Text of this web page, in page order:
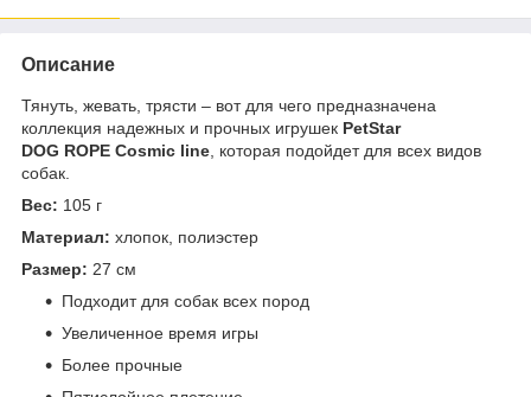
Описание
Тянуть, жевать, трясти – вот для чего предназначена
коллекция надежных и прочных игрушек PetStar
DOG ROPE Cosmic line , которая подойдет для всех видов
собак.
Вес: 105 г
Материал: хлопок, полиэстер
Размер: 27 см
Подходит для собак всех пород
Увеличенное время игры
Более прочные